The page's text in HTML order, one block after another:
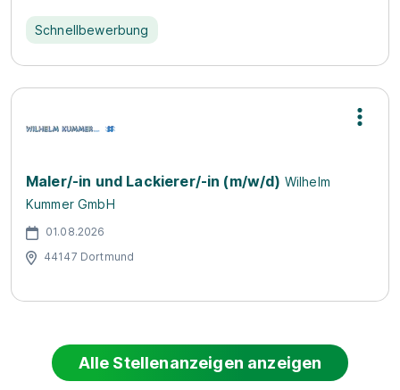
Schnellbewerbung
Maler/-in und Lackierer/-in (m/w/d) Wilhelm
Kummer GmbH
01.08.2026
44147 Dortmund
Alle Stellenanzeigen anzeigen